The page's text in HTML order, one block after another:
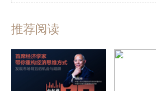
推荐阅读